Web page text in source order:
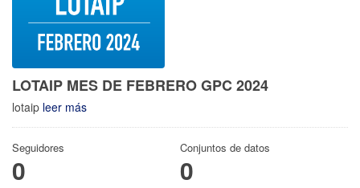
LOTAIP MES DE FEBRERO GPC 2024
lotaip leer más
Seguidores
0
Conjuntos de datos
0